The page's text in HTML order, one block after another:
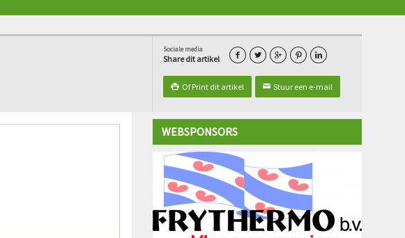
Sociale media
Share dit artikel     
 Of Print dit artikel ✉ Stuur een e-mail
WEBSPONSORS